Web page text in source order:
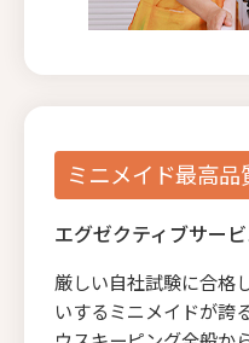
ミニメイド最高品
エグゼクティブサー
厳しい自社試験に合格
いするミニメイドが誇